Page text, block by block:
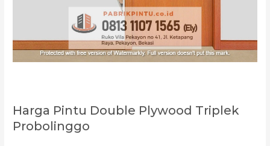
Harga Pintu Double Plywood Triplek
Probolinggo